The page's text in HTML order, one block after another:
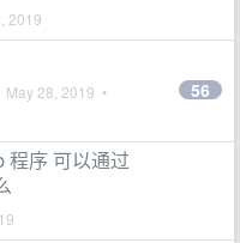
2019
May 28, 2019 •
56
程序 可以通过